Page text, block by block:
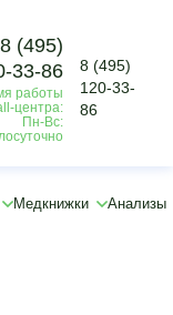
8 (495)
33-86
работы
центра:
Пн-Вс:
8 (495)
120-33-
86
Медкнижки Анализы